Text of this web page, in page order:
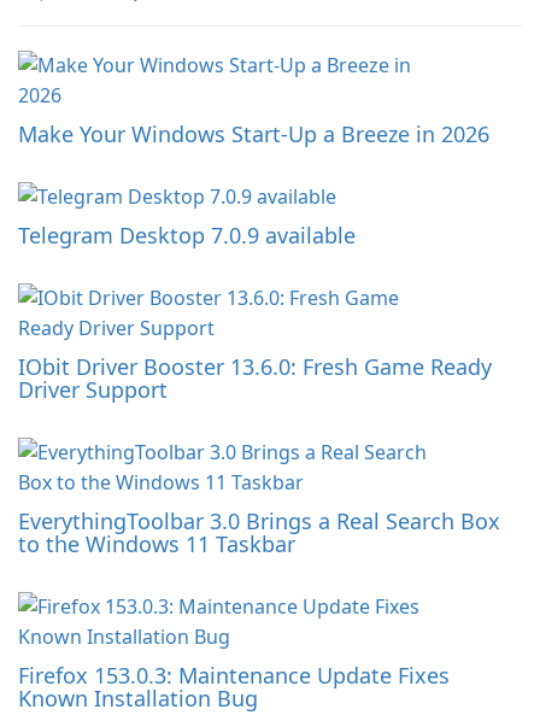
Make Your Windows Start-Up a Breeze in 2026
Telegram Desktop 7.0.9 available
IObit Driver Booster 13.6.0: Fresh Game Ready
Driver Support
EverythingToolbar 3.0 Brings a Real Search Box
to the Windows 11 Taskbar
Firefox 153.0.3: Maintenance Update Fixes
Known Installation Bug